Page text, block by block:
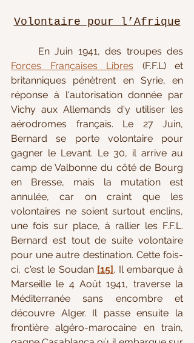
Volontaire pour l’Afrique
Forces Françaises Libres (F.F.L) et
britanniques pénètrent en Syrie, en
réponse à l'autorisation donnée par
Vichy aux Allemands d'y utiliser les
aérodromes français. Le 27 Juin,
Bernard se porte volontaire pour
gagner le Levant. Le 30, il arrive au
camp de Valbonne du côté de Bourg
en Bresse, mais la mutation est
annulée, car on craint que les
volontaires ne soient surtout enclins,
une fois sur place, à rallier les F.F.L.
Bernard est tout de suite volontaire
pour une autre destination. Cette fois-
ci, c'est le Soudan [15]. Il embarque à
Marseille le 4 Août 1941, traverse la
Méditerranée sans encombre et
découvre Alger. Il passe ensuite la
frontière algéro-marocaine en train,